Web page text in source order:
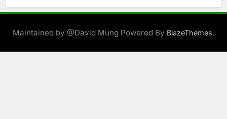
Maintained by @David Mung Powered By BlazeThemes.